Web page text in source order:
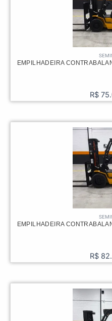
EMPILHADEIRA
R$
EMPILHADEIRA
R$